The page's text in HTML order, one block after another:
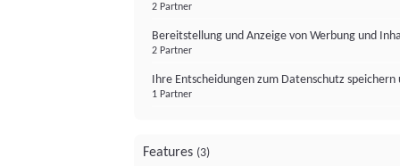
2 Partner
Bereitstellung und Anzeige von Werbung und
2 Partner
Ihre Entscheidungen zum Datenschutz
1 Partner
Features (3)